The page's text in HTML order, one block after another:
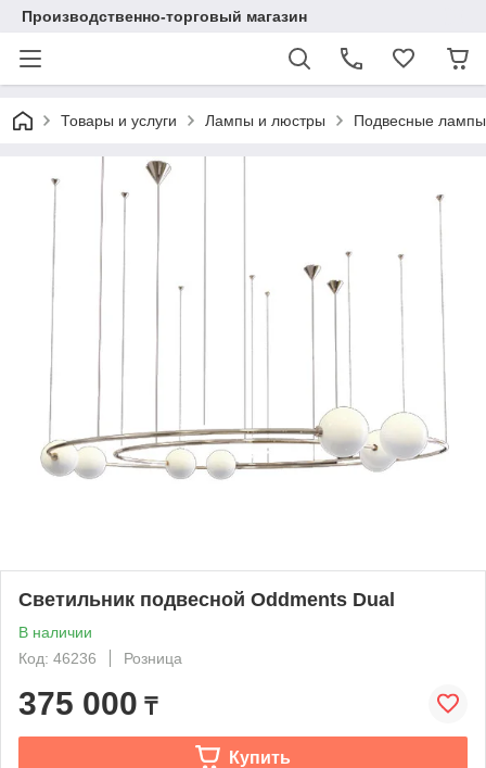
Производственно-торговый магазин
Товары и услуги Лампы и люстры Подвесные лампы
Светильник подвесной Oddments Dual
В наличии
Код: 46236
Розница
375 000 ₸
Купить